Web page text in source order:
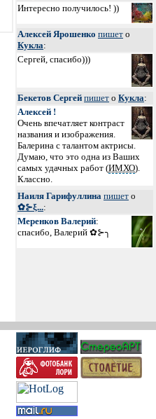
Интересно получилось! ))
Алексей Ярошенко пишет о
Кукла:
Сергей, спасибо)))
Бекетов Сергей пишет о Кукла:
Алексей !
Очень впечатляет контраст
названия и изображения.
Балерина с талантом актрисы.
Думаю, что это одна из Ваших
самых удачных работ (ИМХО).
Классно.
Наиля Гарифуллина пишет о
✿⊱ξ...:
Меренков Валерий:
спасибо, Валерий ✿⊱╮